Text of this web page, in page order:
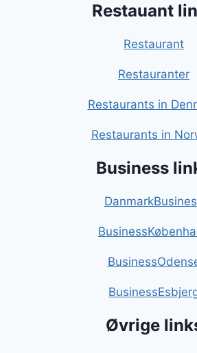
Restauant
Restaurant
Restauranter
Restaurants in
Restaurants in
Business
Øvrige